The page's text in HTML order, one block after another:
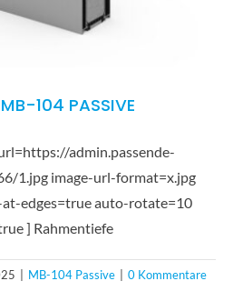
104 PASSIVE
admin.passende-
1.jpg image-url-format=x.jpg
edges=true auto-rotate=10
] Rahmentiefe
MB-104 Passive
0 Kommentare